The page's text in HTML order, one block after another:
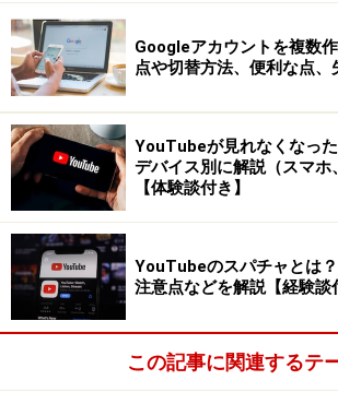
■Googleカレンダー
Googleが提供するスケジュール管理ア
ンダー」には、自分のカレンダーを他
があります。この機能を使うと、自分
パートナーの予定を表示させることがで
Googleカレンダーなら他の人の予定も表
Googleカレンダーのよかった点は、共
ざわざ作る必要がないところ。
Googleアカウントを複数
点や切替方法、便利な点、
YouTubeが見れなくなっ
デバイス別に解説（スマホ
【体験談付き】
YouTubeのスパチャとは？
注意点などを解説【経験談
この記事に関連するテ